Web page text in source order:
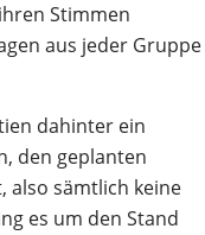
Stimmen
aus jeder Gruppe
dahinter ein
den geplanten
also sämtlich keine
es um den Stand